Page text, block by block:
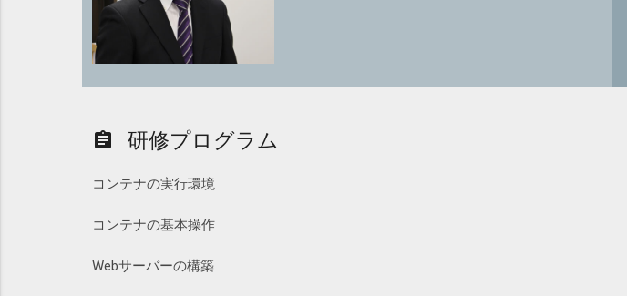
assignment 研修プログラム
コンテナの実行環境
コンテナの基本操作
Webサーバーの構築